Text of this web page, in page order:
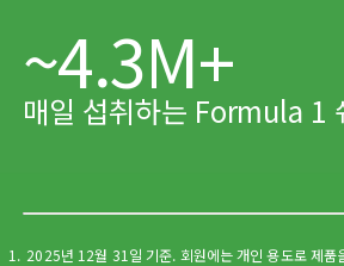
~4.3M+
매일 섭취하는 Formula 1
1. 2025년 12월 31일 기준. 회원에는 개인 용도로 제품